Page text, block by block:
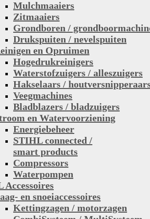
Mulchmaaiers
Zitmaaiers
Grondboren /
Drukspuiten / nevelspuiten
en Opruimen
Hogedrukreinigers
Waterstofzuigers / alleszuigers
Hakselaars /
Veegmachines
Bladblazers / bladzuigers
en Watervoorziening
Energiebeheer
STIHL connected /
smart products
Compressors
Waterpompen
Accessoires
en snoeiaccessoires
Kettingzagen / motorzagen